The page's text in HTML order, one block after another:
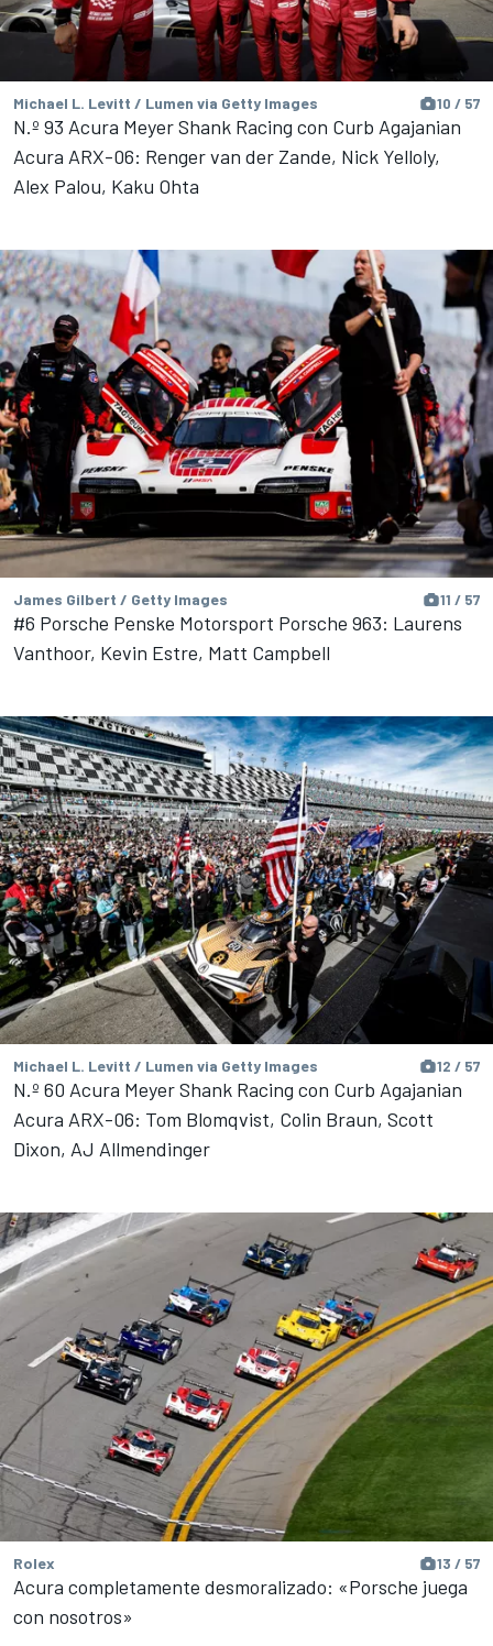
Michael L. Levitt / Lumen via Getty Images 10 / 57
N.º 93 Acura Meyer Shank Racing con Curb Agajanian
Acura ARX-06: Renger van der Zande, Nick Yelloly,
Alex Palou, Kaku Ohta
James Gilbert / Getty Images 11 / 57
#6 Porsche Penske Motorsport Porsche 963: Laurens
Vanthoor, Kevin Estre, Matt Campbell
Michael L. Levitt / Lumen via Getty Images 12 / 57
N.º 60 Acura Meyer Shank Racing con Curb Agajanian
Acura ARX-06: Tom Blomqvist, Colin Braun, Scott
Dixon, AJ Allmendinger
Rolex 13 / 57
Acura completamente desmoralizado: «Porsche juega
con nosotros»